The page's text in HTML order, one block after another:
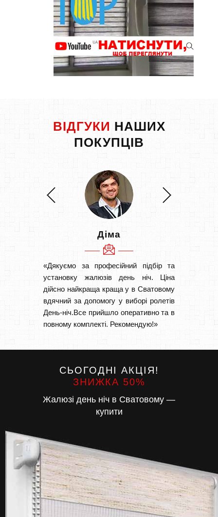
ВІДГУКИ НАШИХ
ПОКУПЦІВ
Діма
«Дякуємо за професійний підбір та
установку жалюзів день ніч. Ціна
дійсно найкраща краща у в Сватовому
вдячний за допомогу у виборі ролетів
День-ніч.Все прийшло оперативно та в
повному комплекті. Рекомендую!»
СЬОГОДНІ АКЦІЯ!
ЗНИЖКА 50%
Жалюзі день ніч в Сватовому —
купити